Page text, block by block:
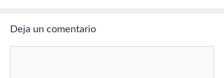
Deja un comentario